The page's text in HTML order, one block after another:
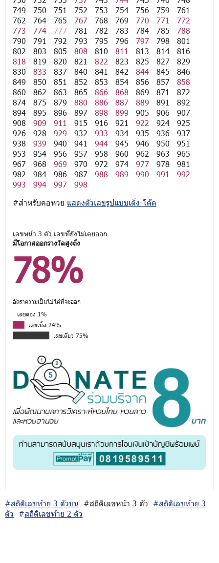
749
750 751 752 753 754 756 759
761
762
764 765 767 768 769 770 771
772
773
774 777 781 782 783 784 785
788
790
791 792 793 795 796 797 798
801
802
803 805 808 810 811 813 814
816
818
819 820 821 822 823 825 827
829
830
833 837 840 841 842 844 845
846
849
850 851 852 853 854 856 857
858
860
862 863 865 866 868 869 871
872
874
875 879 880 886 887 889 891
892
894
895 896 897 898 899 905 906
907
908
909 911 915 916 921 922 924
925
926
928 929 932 933 934 935 936
937
938
939 940 941 944 945 946 950
951
953
954 956 957 958 960 962 963
965
967
968 969 970 972 974 977 978
981
982
984 986 987 988 989 990 991
992
993
994 997
998
#สำหรับคอหวย แสดงตัวเลขรูปแบบเต็ง-โต๊ด
เลขหน้า 3 ตัว เลขที่ยังไม่เคยออก
มีโอกาสออกรางวัลสูงถึง
78%
อัตราความเป็นไปได้ที่จะออก
เลขตอง 1%
เลขเบิ้ล 24%
เลขเดี่ยว 75%
#สถิติเลขท้าย 3 ตัวบน #สถิติเลขหน้า 3 ตัว #สถิติเลขท้าย 3
ตัว #สถิติเลขท้าย 2 ตัว